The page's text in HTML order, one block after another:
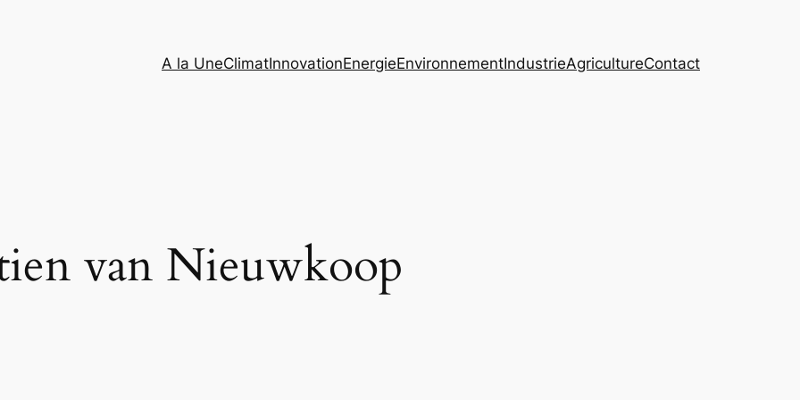
A la UneClimatInnovationEnergieEnvironnementIndustrieAgricultureContact
van Nieuwkoop